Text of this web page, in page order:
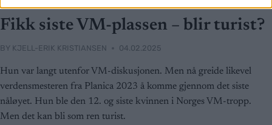
Langrenn Allround
Fikk siste VM-plassen – blir turist?
BY KJELL-ERIK KRISTIANSEN 04.02.2025
Hun var langt utenfor VM-diskusjonen. Men nå greide likevel
verdensmesteren fra Planica 2023 å komme gjennom det siste
nåløyet. Hun ble den 12. og siste kvinnen i Norges VM-tropp.
Men det kan bli som ren turist.